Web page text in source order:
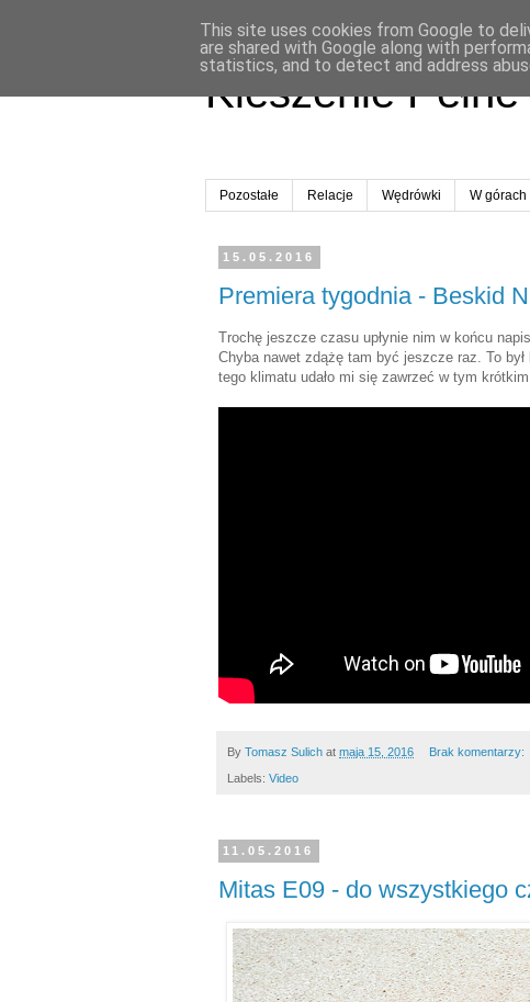
Kieszenie
Pozostałe Relacje Wędrówki W górach
15.05.2016
Premiera tygodnia - Beskid
Trochę jeszcze czasu upłynie nim w końcu
Chyba nawet zdążę tam być jeszcze raz. To
tego klimatu udało mi się zawrzeć w tym
By Tomasz Sulich at maja 15, 2016 Brak komentarzy:
Labels: Video
11.05.2016
Mitas E09 - do wszystkiego
This site uses cookies from Google to
are shared with Google along with
statistics, and to detect and address